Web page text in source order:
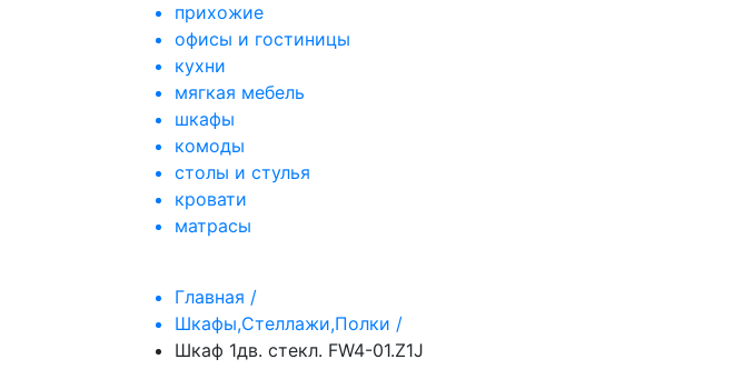
прихожие
офисы и гостиницы
кухни
мягкая мебель
шкафы
комоды
столы и стулья
кровати
матрасы
Главная /
Шкафы,Стеллажи,Полки /
Шкаф 1дв. стекл. FW4-01.Z1J